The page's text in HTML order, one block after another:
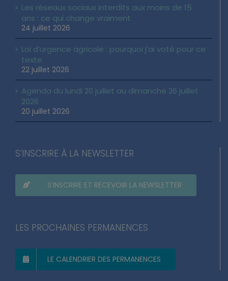
Les réseaux sociaux interdits aux moins de 15
ans : ce qui change vraiment
24 juillet 2026
Loi d’urgence agricole : pourquoi j’ai voté pour ce
texte
22 juillet 2026
Agenda du lundi 20 juillet au dimanche 26 juillet
2026
20 juillet 2026
S’INSCRIRE ET RECEVOIR LA NEWSLETTER
LE CALENDRIER DES PERMANENCES